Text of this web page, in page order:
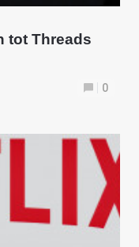
tot Threads
0